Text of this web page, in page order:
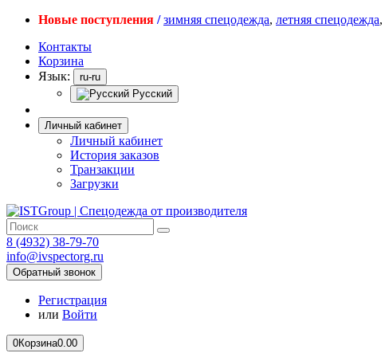
Новые поступления / зимняя спецодежда, летняя спецодежда,
Контакты
Корзина
Язык:
ru-ru
Русский
Личный кабинет
Личный кабинет
История заказов
Транзакции
Загрузки
8 (4932) 38-79-70
info@ivspectorg.ru
Обратный звонок
Регистрация
или Войти
0Корзина0.00